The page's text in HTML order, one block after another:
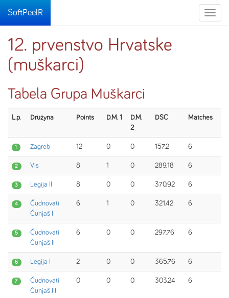
Toggle
SoftPeelR
12. prvenstvo Hrvatske
(muškarci)
Tabela Grupa Muškarci
L.p. Drużyna Points D.M. 1
D.M.
2
DSC Matches
1 Zagreb 12 0 0 157.2 6
2 Vis 8 1 0 289.18 6
3 Legija II 8 0 0 370.92 6
4
Čudnovati
Čunjaš I
6 1 0 321.42 6
5
Čudnovati
Čunjaš II
6 0 0 297.76 6
6 Legija I 2 0 0 365.76 6
7
Čudnovati
Čunjaš III
0 0 0 303.24 6